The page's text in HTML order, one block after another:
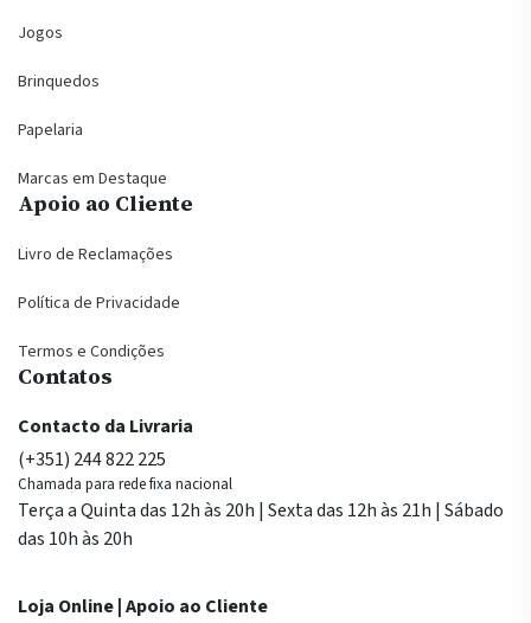
Jogos
Brinquedos
Papelaria
Marcas em Destaque
Apoio ao Cliente
Livro de Reclamações
Política de Privacidade
Termos e Condições
Contatos
Contacto da Livraria
(+351) 244 822 225
Chamada para rede fixa nacional
Terça a Quinta das 12h às 20h | Sexta das 12h às 21h | Sábado
das 10h às 20h
Loja Online | Apoio ao Cliente